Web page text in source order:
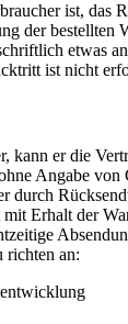
ist, das
der bestellten
etwas
ist nicht
kann er die
Angabe
durch
Erhalt der
richten an: